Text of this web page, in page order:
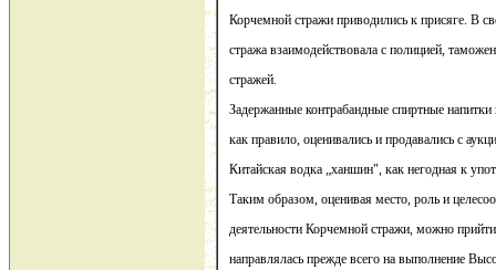
Корчемной стражи приводились к присяге. В
стража взаимодействовала с полицией,
стражей.
Задержанные контрабандные спиртные
как правило, оценивались и продавались с
Китайская водка „ханшин", как негодная к
Таким образом, оценивая место, роль и
деятельности Корчемной стражи, можно
направлялась прежде всего на выполнение